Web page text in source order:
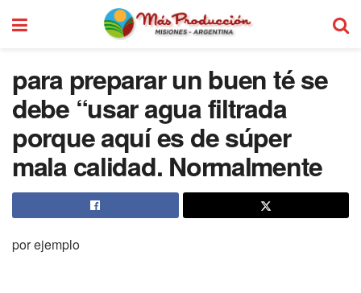
para preparar un buen té se
debe “usar agua filtrada
porque aquí es de súper
mala calidad. Normalmente
por ejemplo